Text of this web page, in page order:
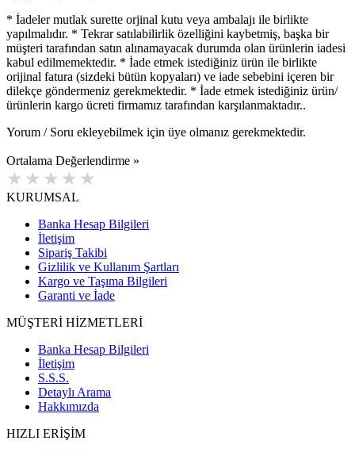
* İadeler mutlak surette orjinal kutu veya ambalajı ile birlikte
yapılmalıdır. * Tekrar satılabilirlik özelliğini kaybetmiş, başka bir
müşteri tarafından satın alınamayacak durumda olan ürünlerin iadesi
kabul edilmemektedir. * İade etmek istediğiniz ürün ile birlikte
orijinal fatura (sizdeki bütün kopyaları) ve iade sebebini içeren bir
dilekçe göndermeniz gerekmektedir. * İade etmek istediğiniz ürün/
ürünlerin kargo ücreti firmamız tarafından karşılanmaktadır..
Yorum / Soru ekleyebilmek için üye olmanız gerekmektedir.
Ortalama Değerlendirme »
KURUMSAL
Banka Hesap Bilgileri
İletişim
Sipariş Takibi
Gizlilik ve Kullanım Şartları
Kargo ve Taşıma Bilgileri
Garanti ve İade
MÜŞTERİ HİZMETLERİ
Banka Hesap Bilgileri
İletişim
S.S.S.
Detaylı Arama
Hakkımızda
HIZLI ERİŞİM